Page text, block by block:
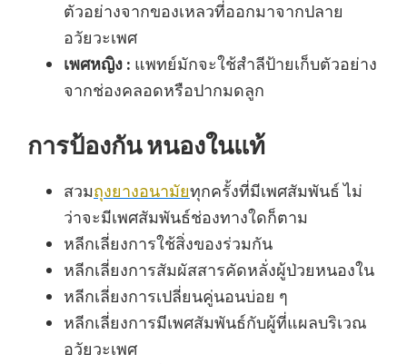
ตัวอย่างจากของเหลวที่ออกมาจากปลาย
อวัยวะเพศ
เพศหญิง : แพทย์มักจะใช้สำลีป้ายเก็บตัวอย่าง
จากช่องคลอดหรือปากมดลูก
การป้องกัน หนองในแท้
สวมถุงยางอนามัยทุกครั้งที่มีเพศสัมพันธ์ ไม่
ว่าจะมีเพศสัมพันธ์ช่องทางใดก็ตาม
หลีกเลี่ยงการใช้สิ่งของร่วมกัน
หลีกเลี่ยงการสัมผัสสารคัดหลั่งผู้ป่วยหนองใน
หลีกเลี่ยงการเปลี่ยนคู่นอนบ่อย ๆ
หลีกเลี่ยงการมีเพศสัมพันธ์กับผู้ที่แผลบริเวณ
อวัยวะเพศ